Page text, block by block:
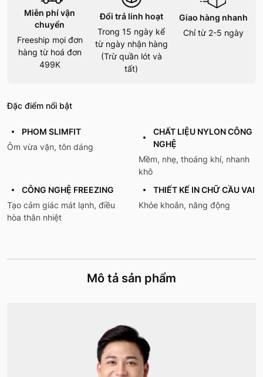
Miễn phí vận
chuyển
Freeship mọi đơn
hàng từ hoá đơn
499K
Đổi trả linh hoạt
Trong 15 ngày kể
từ ngày nhận hàng
(Trừ quần lót và
tất)
Giao hàng nhanh
Chỉ từ 2-5 ngày
Đặc điểm nổi bật
PHOM SLIMFIT
Ôm vừa vặn, tôn dáng
CHẤT LIỆU NYLON CÔNG
NGHỆ
Mềm, nhẹ, thoáng khí, nhanh
khô
CÔNG NGHỆ FREEZING
Tạo cảm giác mát lạnh, điều
hòa thân nhiệt
THIẾT KẾ IN CHỮ CẦU VAI
Khỏe khoắn, năng động
Mô tả sản phẩm